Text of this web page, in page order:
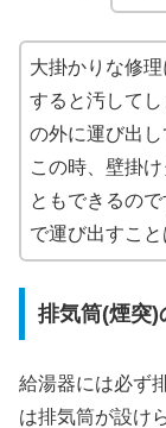
大掛かりな修
すると汚して
の外に運び出し
この時、壁掛
ともできるの
で運び出すこと
排気筒(煙突)
給湯器には必ず
は排気筒が設け